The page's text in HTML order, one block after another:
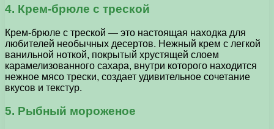
4. Крем-брюле с треской
Крем-брюле с треской — это настоящая находка для
любителей необычных десертов. Нежный крем с легкой
ванильной ноткой, покрытый хрустящей слоем
карамелизованного сахара, внутри которого находится
нежное мясо трески, создает удивительное сочетание
вкусов и текстур.
5. Рыбный мороженое